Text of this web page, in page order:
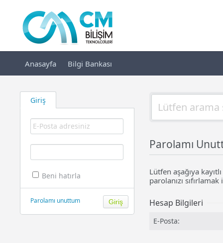
Anasayfa Bilgi Bankası
Giriş
Beni hatırla
Parolamı unuttum
Parolamı
Lütfen aşağıya
parolanızı
Hesap Bilgileri
E-Posta: